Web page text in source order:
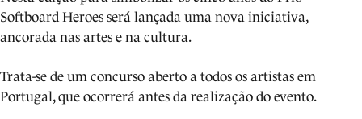
Softboard Heroes será lançada uma nova iniciativa,
ancorada nas artes e na cultura.
Trata-se de um concurso aberto a todos os artistas em
Portugal, que ocorrerá antes da realização do evento.